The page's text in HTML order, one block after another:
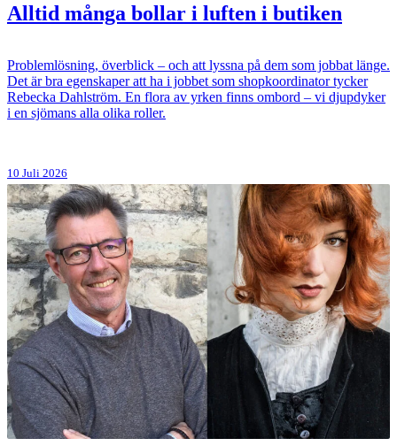
Alltid många bollar i luften i butiken
Problemlösning, överblick – och att lyssna på dem som jobbat länge.
Det är bra egenskaper att ha i jobbet som shopkoordinator tycker
Rebecka Dahlström. En flora av yrken finns ombord – vi djupdyker
i en sjömans alla olika roller.
10 Juli 2026